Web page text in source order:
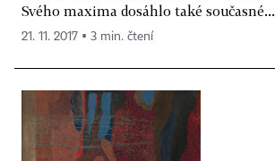
Svého maxima dosáhlo také současné...
21. 11. 2017 ▪ 3 min. čtení